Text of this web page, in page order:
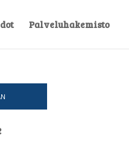
Palveluhakemisto